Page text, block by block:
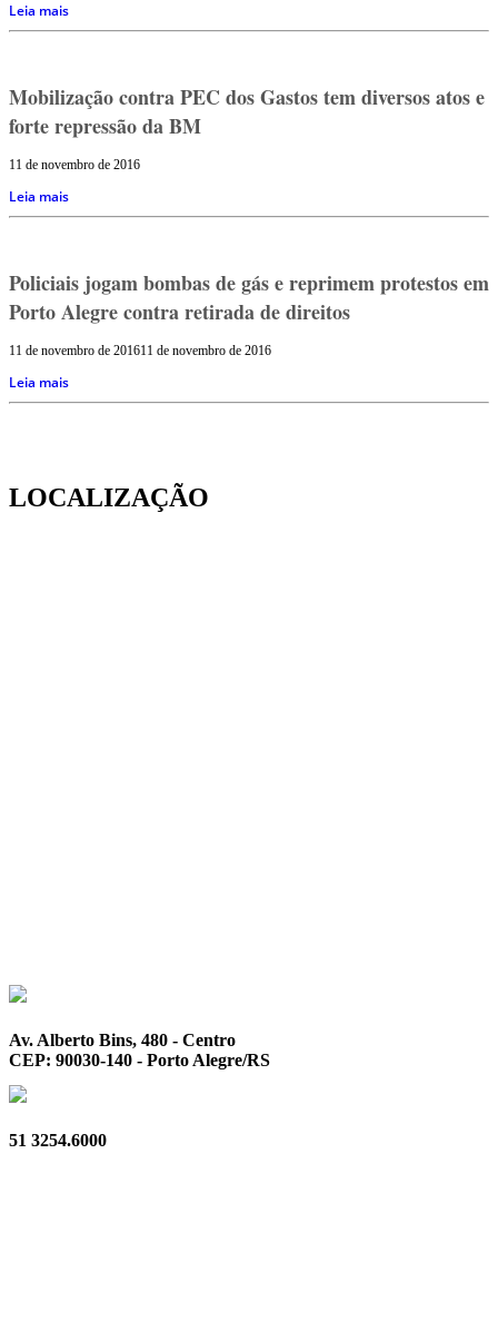
Leia mais
Mobilização contra PEC dos Gastos tem diversos atos e
forte repressão da BM
11 de novembro de 2016
Leia mais
Policiais jogam bombas de gás e reprimem protestos em
Porto Alegre contra retirada de direitos
11 de novembro de 201611 de novembro de 2016
Leia mais
LOCALIZAÇÃO
Av. Alberto Bins, 480 - Centro
CEP: 90030-140 - Porto Alegre/RS
51 3254.6000